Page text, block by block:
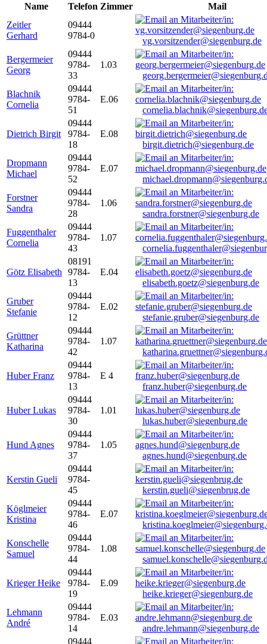
Name
Telefon Zimmer
Mail
Zeitler
Gerhard
09444
9784-0
vg.vorsitzender@siegenburg.de
Bergermeier
Georg
09444
9784-
33
1.03
Blachnik
Cornelia
09444
9784-
51
E.06
Dietrich Birgit
09444
9784-
18
E.08
birgit.dietrich@siegenburg.de
Dropmann
Michael
09444
9784-
52
E.07
Forstner
Sandra
09444
9784-
28
1.06
sandra.forstner@siegenburg.de
Fuggenthaler
Cornelia
09444
9784-
43
1.07
Götz Elisabeth
08191
9784-
13
E.04
elisabeth.goetz@siegenburg.de
Gruber
Stefanie
09444
9784-
12
E.02
stefanie.gruber@siegenburg.de
Grüttner
Katharina
09444
9784-
42
1.07
Huber Franz
09444
9784-
13
E 4
franz.huber@siegenburg.de
Huber Lukas
09444
9784-
30
1.01
lukas.huber@siegenburg.de
Hund Agnes
09444
9784-
37
1.05
agnes.hund@siegenburg.de
Kerstin Gueli
09444
9784-
45
kerstin.gueli@siegenbrug.de
Köglmeier
Kristina
09444
9784-
46
E.07
Konschelle
Samuel
09444
9784-
44
1.08
Krieger Heike
09444
9784-
19
E.09
heike.krieger@siegenburg.de
Lehmann
André
09444
9784-
14
E.03
andre.lehmann@siegenburg.de
09444